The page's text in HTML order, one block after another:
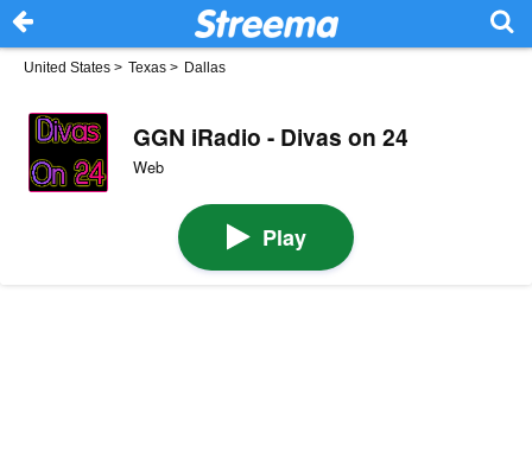
United States > Texas > Dallas
GGN iRadio - Divas on 24
Web
Play